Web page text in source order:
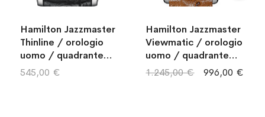
Hamilton Jazzmaster
Thinline / orologio
uomo / quadrante
blu / cassa acciaio /
cinturino pelle nera
545,00 €
Hamilton Jazzmaster
Viewmatic / orologio
uomo / quadrante
grigio / cassa acciaio
/ cinturino pelle
996,00 €
1.245,00 €